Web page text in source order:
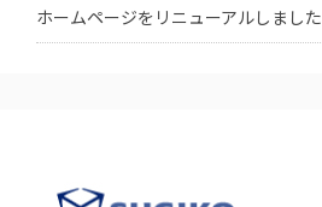
ホームページをリニューアルしました